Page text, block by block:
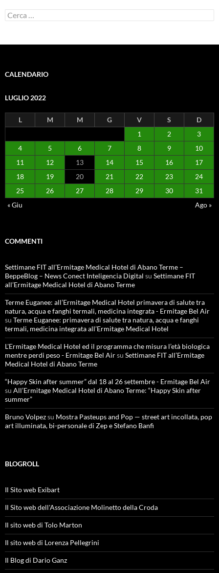
Ricerca
per:
CALENDARIO
LUGLIO 2022
L M M G V S
D
1
2
3
4
5 6 7 8 9
10
11
12 13 14 15 16
17
18
19 20 21 22 23
24
25
26 27 28 29 30
31
« Giu
Ago »
COMMENTI
Settimane FIT all’Ermitage Medical Hotel di Abano Terme –
BeppeBlog – News Conect Inteligencia Digital su Settimane FIT
all’Ermitage Medical Hotel di Abano Terme
Terme Euganee: all’Ermitage Medical Hotel primavera di salute tra
natura, acqua e fanghi termali, medicina integrata - Ermitage Bel Air
su Terme Euganee: primavera di salute tra natura, acqua e fanghi
termali, medicina integrata all’Ermitage Medical Hotel
L'Ermitage Medical Hotel ed il programma che misura l’età biologica
mentre perdi peso - Ermitage Bel Airsu Settimane FIT all’Ermitage
Medical Hotel di Abano Terme
“Happy Skin after summer” dal 18 al 26 settembre - Ermitage Bel Air
su All’Ermitage Medical Hotel di Abano Terme: “Happy Skin after
summer”
Bruno Volpezsu Mostra Pasteups and Pop — street art incollata, pop
art illuminata, bi-personale di Zep e Stefano Banfi
BLOGROLL
Il Sito web Exibart
Il Sito web dell'Associazione Molinetto della Croda
Il sito web di Tolo Marton
Il sito web di Lorenza Pellegrini
Il Blog di Dario Ganz